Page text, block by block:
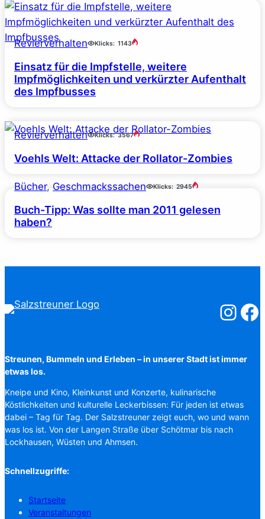
Revierverhalten Klicks: 1143
Einsatz für die Impfstelle, weitere
Impfmöglichkeiten und verkürzter Aufenthalt
des Impfbusses
Revierverhalten Klicks: 3567
Voehls Welt: Attacke der Rollator-Zombies
Bücher, Geschmackssachen Klicks: 2945
Buch-Tipp: Was sollte man 2011 gelesen
haben?
Streunen, Bummeln und Erleben – in unserer Stadt ist immer
etwas los.
Kneipe und Kino, Kleinkunst und Konzerte, kulinarische
Köstlichkeiten und kulturelle Leckerbissen: Für jeden ist etwas
dabei – Tag für Tag. Der Salzstreuner zeigt euch, wo und wann
was los ist. Von der Langen Straße über Schötmar bis nach
Lockhausen, Wüsten und Ahmsen.
Schnellzugriffe:
Startseite
Veranstaltungen